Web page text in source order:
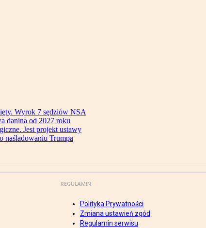
Wyrok 7 sędziów NSA
danina od 2027 roku
Jest projekt ustawy
naśladowaniu Trumpa
REGULAMIN
Polityka Prywatności
Zmiana ustawień zgód
Regulamin serwisu